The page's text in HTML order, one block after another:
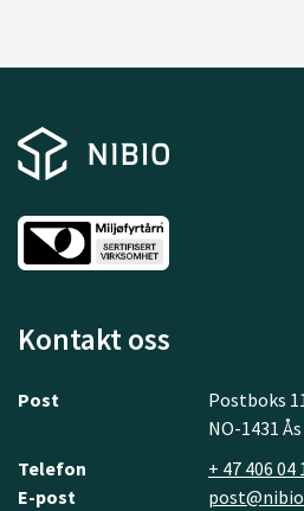
Kontakt oss
Post
Postboks
NO-1431 Ås
Telefon
+ 47 406 04
E-post